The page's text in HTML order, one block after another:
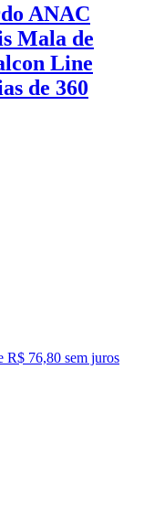
ANAC
Mala de
Line
de 360
R$ 76,80 sem juros